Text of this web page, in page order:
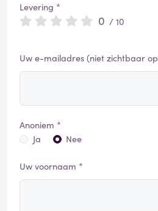
Levering *
0 / 10
Uw e-mailadres (niet zichtbaar
Anoniem *
Ja
Nee
Uw voornaam *